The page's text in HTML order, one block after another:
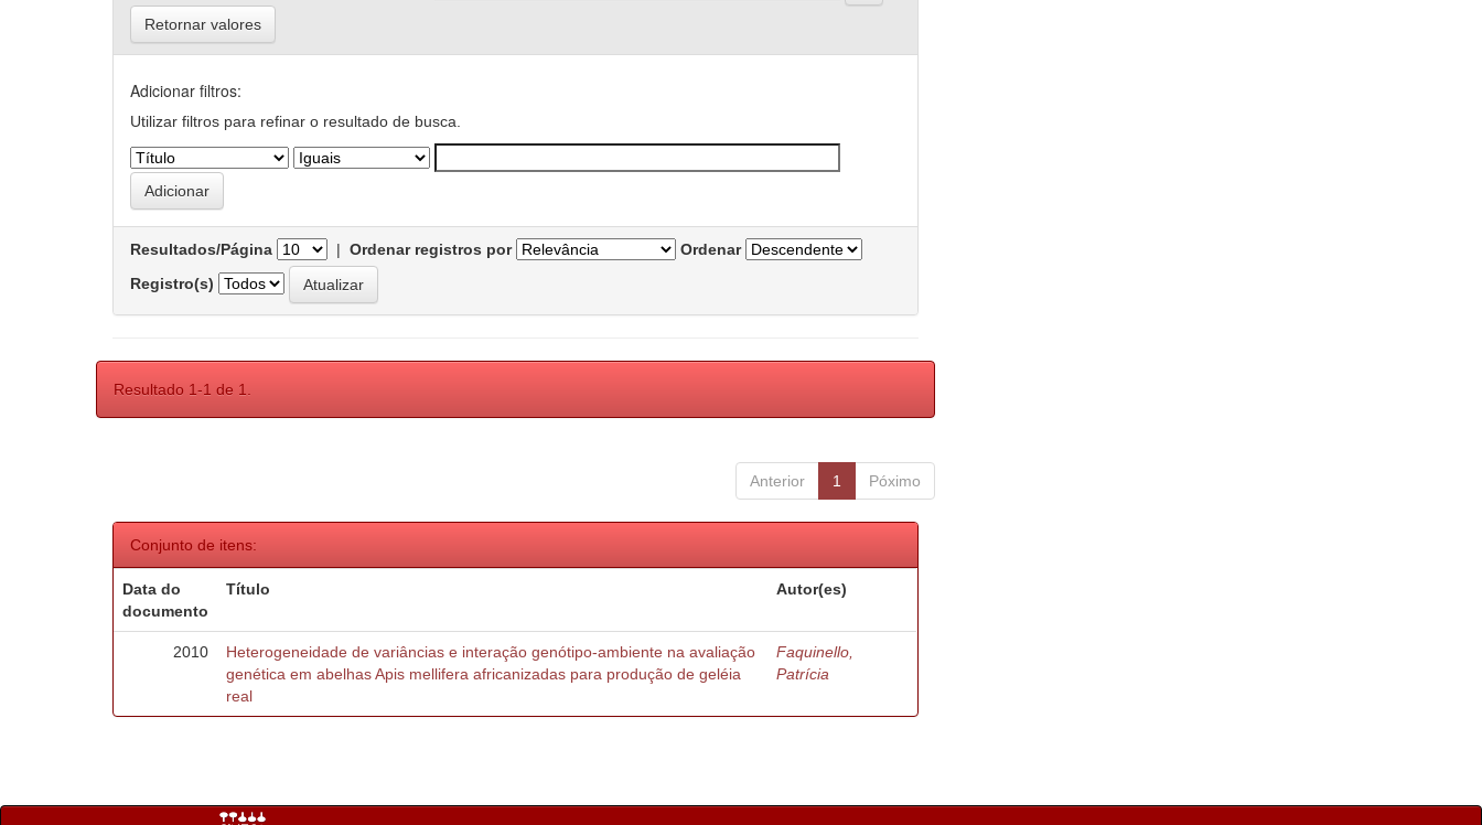
Retornar valores
Adicionar filtros:
Utilizar filtros para refinar o resultado de busca.
Resultados/Página | Ordenar registros por
Ordenar
Registro(s)
Resultado 1-1 de 1.
Anterior 1 Póximo
Conjunto de itens:
Data do
documento
Título Autor(es)
2010
Heterogeneidade de variâncias e interação genótipo-ambiente na avaliação
genética em abelhas Apis mellifera africanizadas para produção de geléia
real
Faquinello,
Patrícia